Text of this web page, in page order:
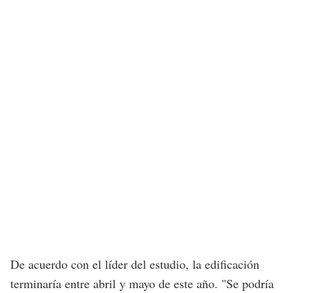
De acuerdo con el líder del estudio, la edificación
terminaría entre abril y mayo de este año. "Se podría